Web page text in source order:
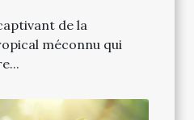
de la
méconnu qui